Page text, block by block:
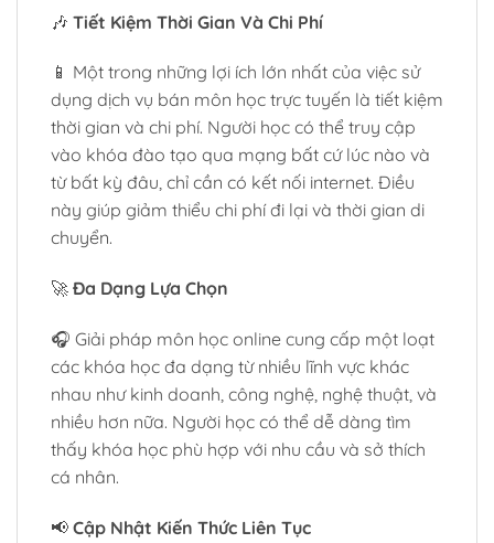
🎶 Tiết Kiệm Thời Gian Và Chi Phí
📱 Một trong những lợi ích lớn nhất của việc sử
dụng dịch vụ bán môn học trực tuyến là tiết kiệm
thời gian và chi phí. Người học có thể truy cập
vào khóa đào tạo qua mạng bất cứ lúc nào và
từ bất kỳ đâu, chỉ cần có kết nối internet. Điều
này giúp giảm thiểu chi phí đi lại và thời gian di
chuyển.
🚀 Đa Dạng Lựa Chọn
🎧 Giải pháp môn học online cung cấp một loạt
các khóa học đa dạng từ nhiều lĩnh vực khác
nhau như kinh doanh, công nghệ, nghệ thuật, và
nhiều hơn nữa. Người học có thể dễ dàng tìm
thấy khóa học phù hợp với nhu cầu và sở thích
cá nhân.
📢 Cập Nhật Kiến Thức Liên Tục